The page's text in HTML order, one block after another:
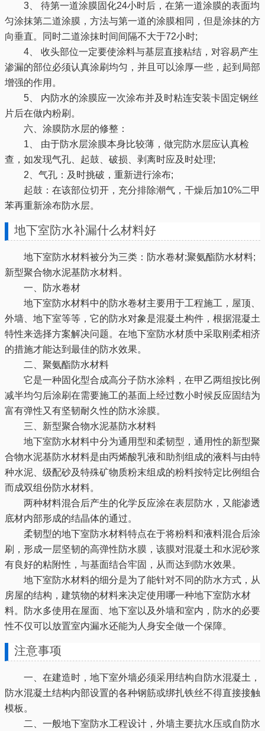
3、 待第一道涂膜固化24小时后，在第一道涂膜的表面均
匀涂抹第二道涂膜，方法与第一道的涂膜相同，但是涂抹的方
向垂直。同时二道涂抹时间间隔不大于72小时;
4、 收头部位一定要使涂料与基层直接粘结，对容易产生
渗漏的部位必须认真涂刷均匀，并且可以涂厚一些，起到局部
增强的作用。
5、 内防水的涂膜应一次涂布并及时粘连安装卡固定钢丝
片后在做内粉刷。
六、涂膜防水层的修整：
1、 由于防水层涂膜本身比较薄，做完防水层应认真检
查，如发现气孔、起鼓、破损、剥离时应及时处理;
2、气孔：及时挑破，重新进行涂布;
起鼓：在该部位切开，充分排除潮气，干燥后加10%二甲
苯再重新涂布防水层。
地下室防水补漏什么材料好
地下室防水材料被分为三类：防水卷材;聚氨酯防水材料;
新型聚合物水泥基防水材料。
一、防水卷材
地下室防水材料中的防水卷材主要用于工程施工，屋顶、
外墙、地下室等等，它的防水对象是混凝土构件，根据混凝土
特性来选择方案解决问题。在地下室防水材质中采取刚柔相济
的措施才能达到最佳的防水效果。
二、聚氨酯防水材料
它是一种固化型合成高分子防水涂料，在甲乙两组按比例
减半均匀后涂刷在需要施工的基面上经过数小时候反应固结为
富有弹性又有坚韧耐久性的防水涂膜。
三、新型聚合物水泥基防水材料
地下室防水材料中分为通用型和柔韧型，通用性的新型聚
合物水泥基防水材料是由丙烯酸乳液和助剂组成的液料与由特
种水泥、级配砂及特殊矿物质粉末组成的粉料按特定比例组合
而成双组份防水材料。
两种材料混合后产生的化学反应涂在表层防水，又能渗透
底材内部形成的结晶体的通过。
柔韧型的地下室防水材料特点在于将粉料和液料混合后涂
刷，形成一层坚韧的高弹性防水膜，该膜对混凝土和水泥砂浆
有良好的粘附性，与基面结合牢固，从而达到防水效果。
地下室防水材料的细分是为了能针对不同的防水方式，从
房屋的结构，建筑物的材料来决定使用哪一种地下室防水材
料。防水多使用在屋面、地下室以及外墙和室内，防水的必要
性不仅可以放置室内漏水还能为人身安全做一个保障。
注意事项
一、在建造时，地下室外墙必须采用结构自防水混凝土，
防水混凝土结构内部设置的各种钢筋或绑扎铁丝不得直接接触
模板。
二、一般地下室防水工程设计，外墙主要抗水压或自防水